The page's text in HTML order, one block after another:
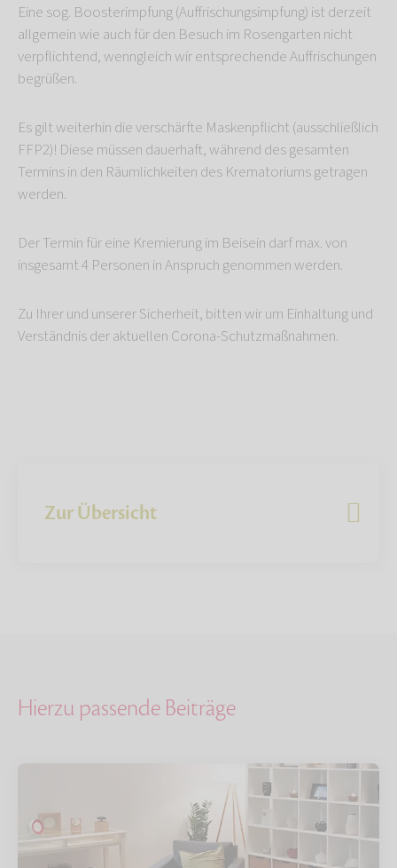
Eine sog. Boosterimpfung (Auffrischungsimpfung) ist derzeit
allgemein wie auch für den Besuch im Rosengarten nicht
verpflichtend, wenngleich wir entsprechende Auffrischungen
begrüßen.
Es gilt weiterhin die verschärfte Maskenpflicht (ausschließlich
FFP2)! Diese müssen dauerhaft, während des gesamten
Termins in den Räumlichkeiten des Krematoriums getragen
werden.
Der Termin für eine Kremierung im Beisein darf max. von
insgesamt 4 Personen in Anspruch genommen werden.
Zu Ihrer und unserer Sicherheit, bitten wir um Einhaltung und
Verständnis der aktuellen Corona-Schutzmaßnahmen.
Zur Übersicht
Hierzu passende Beiträge